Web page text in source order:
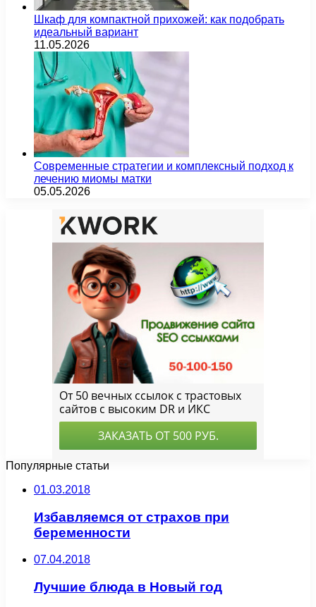
Шкаф для компактной прихожей: как подобрать
идеальный вариант
11.05.2026
Современные стратегии и комплексный подход к
лечению миомы матки
05.05.2026
Популярные статьи
01.03.2018
Избавляемся от страхов при
беременности
07.04.2018
Лучшие блюда в Новый год